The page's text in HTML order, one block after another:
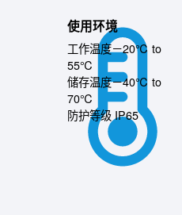
使用环境
工作温度－20℃ to
55℃
储存温度－40℃ to
70℃
防护等级 IP65